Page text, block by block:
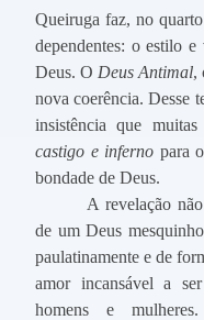
Queiruga faz, no
dependentes: o estilo
Deus. O Deus Antimal,
nova coerência. Desse
insistência que
castigo e inferno para
bondade de Deus.
A revelação
de um Deus
paulatinamente e de
amor incansável a
homens e